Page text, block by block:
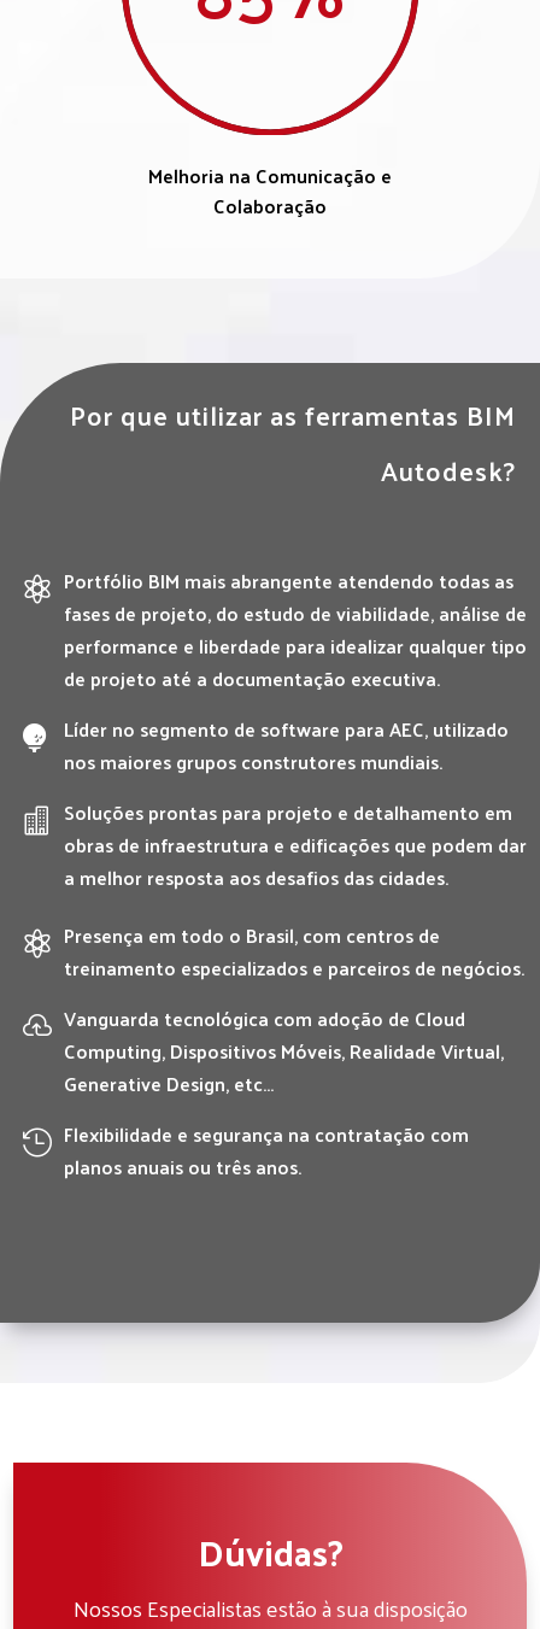
Melhoria na Comunicação e
Colaboração
Por que utilizar as ferramentas BIM
Autodesk?
 Portfólio BIM mais abrangente atendendo todas as
fases de projeto, do estudo de viabilidade, análise de
performance e liberdade para idealizar qualquer tipo
de projeto até a documentação executiva.

Líder no segmento de software para AEC, utilizado
nos maiores grupos construtores mundiais.

Soluções prontas para projeto e detalhamento em
obras de infraestrutura e edificações que podem dar
a melhor resposta aos desafios das cidades.
 Presença em todo o Brasil, com centros de
treinamento especializados e parceiros de negócios.
 Vanguarda tecnológica com adoção de Cloud
Computing, Dispositivos Móveis, Realidade Virtual,
Generative Design, etc...
 Flexibilidade e segurança na contratação com
planos anuais ou três anos.
Dúvidas?
Nossos Especialistas estão à sua disposição